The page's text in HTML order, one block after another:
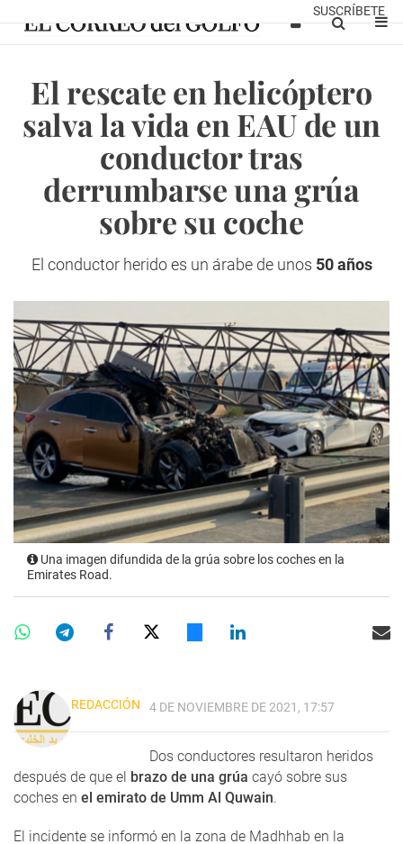
SUSCRÍBETE
El rescate en helicóptero
salva la vida en EAU de un
conductor tras
derrumbarse una grúa
sobre su coche
El conductor herido es un árabe de unos 50 años
Una imagen difundida de la grúa sobre los coches en la
Emirates Road.
REDACCIÓN 4 DE NOVIEMBRE DE 2021, 17:57
Dos conductores resultaron heridos
después de que el brazo de una grúa cayó sobre sus
coches en el emirato de Umm Al Quwain.
El incidente se informó en la zona de Madhhab en la